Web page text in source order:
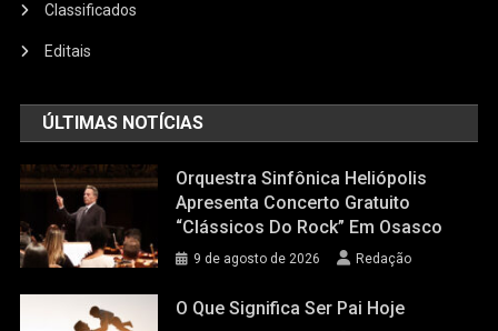
Classificados
Editais
ÚLTIMAS NOTÍCIAS
Orquestra Sinfônica Heliópolis
Apresenta Concerto Gratuito
“Clássicos Do Rock” Em Osasco
9 de agosto de 2026 Redação
O Que Significa Ser Pai Hoje